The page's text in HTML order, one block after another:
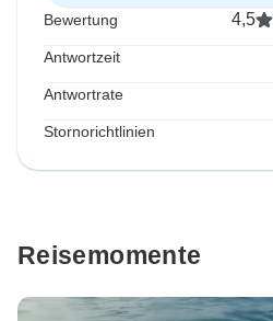
Bewertung 4,5
Antwortzeit
Antwortrate
Stornorichtlinien
Reisemomente